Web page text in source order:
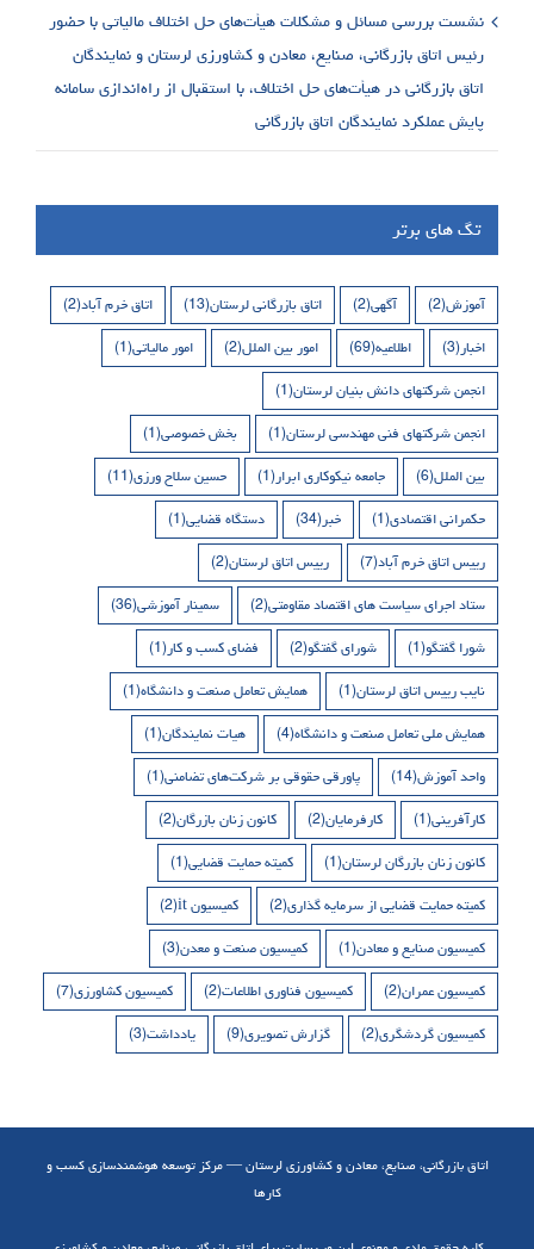
نشست بررسی مسائل و مشکلات هیأت‌های حل اختلاف مالیاتی با حضور
رئیس اتاق بازرگانی، صنایع، معادن و کشاورزی لرستان و نمایندگان
اتاق بازرگانی در هیأت‌های حل اختلاف، با استقبال از راه‌اندازی سامانه
پایش عملکرد نمایندگان اتاق بازرگانی
تگ های برتر
آموزش(2) آگهی(2) اتاق بازرگانی لرستان(13) اتاق خرم آباد(2)
اخبار(3) اطلاعیه(69) امور بین الملل(2) امور مالیاتی(1)
انجمن شرکتهای دانش بنیان لرستان(1)
انجمن شرکتهای فنی مهندسی لرستان(1) بخش خصوصی(1)
بین الملل(6) جامعه نیکوکاری ابرار(1) حسین سلاح ورزی(11)
حکمرانی اقتصادی(1) خبر(34) دستگاه قضایی(1)
رییس اتاق خرم آباد(7) رییس اتاق لرستان(2)
ستاد اجرای سیاست های اقتصاد مقاومتی(2) سمینار آموزشی(36)
شورا گفتگو(1) شورای گفتگو(2) فضای کسب و کار(1)
نایب رییس اتاق لرستان(1) همایش تعامل صنعت و دانشگاه(1)
همایش ملی تعامل صنعت و دانشگاه(4) هیات نمایندگان(1)
واحد آموزش(14) پاورقی حقوقی بر شرکت‌های تضامنی(1)
کارآفرینی(1) کارفرمایان(2) کانون زنان بازرگان(2)
کانون زنان بازرگان لرستان(1) کمیته حمایت قضایی(1)
کمیته حمایت قضایی از سرمایه گذاری(2) کمیسیون it (2)
کمیسیون صنایع و معادن(1) کمیسیون صنعت و معدن(3)
کمیسیون عمران(2) کمیسیون فناوری اطلاعات(2) کمیسیون کشاورزی(7)
کمیسیون گردشگری(2) گزارش تصویری(9) یادداشت(3)
اتاق بازرگانی، صنایع، معادن و کشاورزی لرستان — مرکز توسعه هوشمندسازی کسب و
کارها